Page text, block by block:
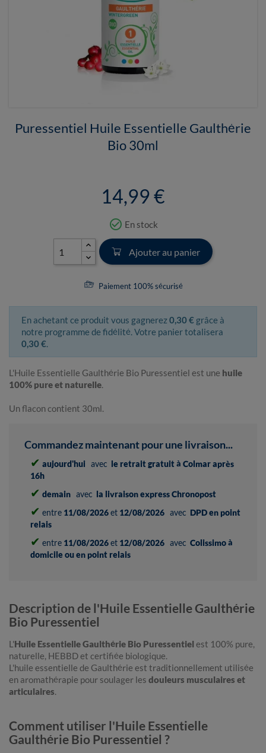
Puressentiel Huile Essentielle Gaulthérie
Bio 30ml
14,99 €
check_circle_outline En stock
Ajouter au panier
Paiement 100% sécurisé
En achetant ce produit vous gagnerez0,30 € grâce à
notre programme de fidélité. Votre panier totalisera
0,30 €.
L'Huile Essentielle Gaulthérie Bio Puressentiel est une huile
100% pure et naturelle.
Un flacon contient 30ml.
Commandez maintenant pour une livraison...
✔ aujourd'hui avec le retrait gratuit à Colmar après
16h
✔ demain avec la livraison express Chronopost
✔ entre 11/08/2026et 12/08/2026 avec DPD en point
relais
✔ entre 11/08/2026et 12/08/2026 avec Colissimo à
domicile ou en point relais
Description de l'Huile Essentielle Gaulthérie
Bio Puressentiel
L'Huile Essentielle Gaulthérie Bio Puressentiel est 100% pure,
naturelle, HEBBD et certifiée biologique.
L'huile essentielle de Gaulthérie est traditionnellement utilisée
en aromathérapie pour soulager les douleurs musculaires et
articulaires.
Comment utiliser l'Huile Essentielle
Gaulthérie Bio Puressentiel ?